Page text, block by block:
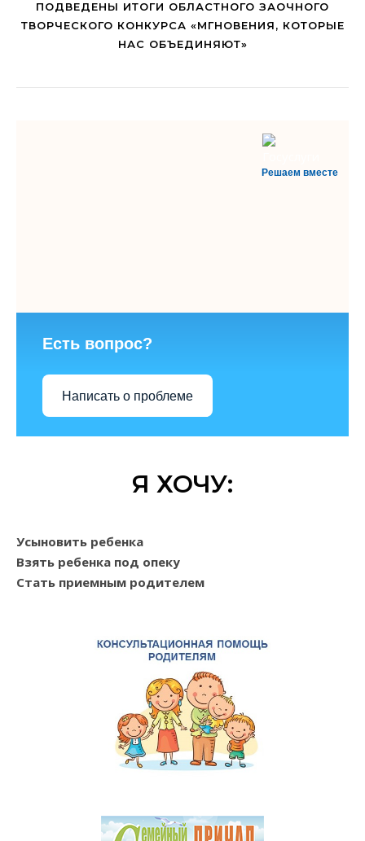
ПОДВЕДЕНЫ ИТОГИ ОБЛАСТНОГО ЗАОЧНОГО
ТВОРЧЕСКОГО КОНКУРСА «МГНОВЕНИЯ, КОТОРЫЕ
НАС ОБЪЕДИНЯЮТ»
Решаем вместе
Есть вопрос?
Написать о проблеме
Я ХОЧУ:
Усыновить ребенка
Взять ребенка под опеку
Стать приемным родителем